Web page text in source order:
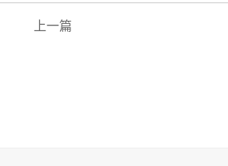
上一篇